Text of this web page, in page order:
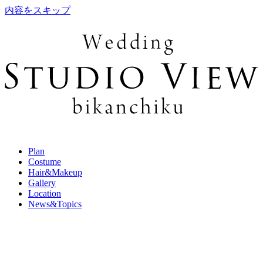
内容をスキップ
Plan
Costume
Hair&Makeup
Gallery
Location
News&Topics